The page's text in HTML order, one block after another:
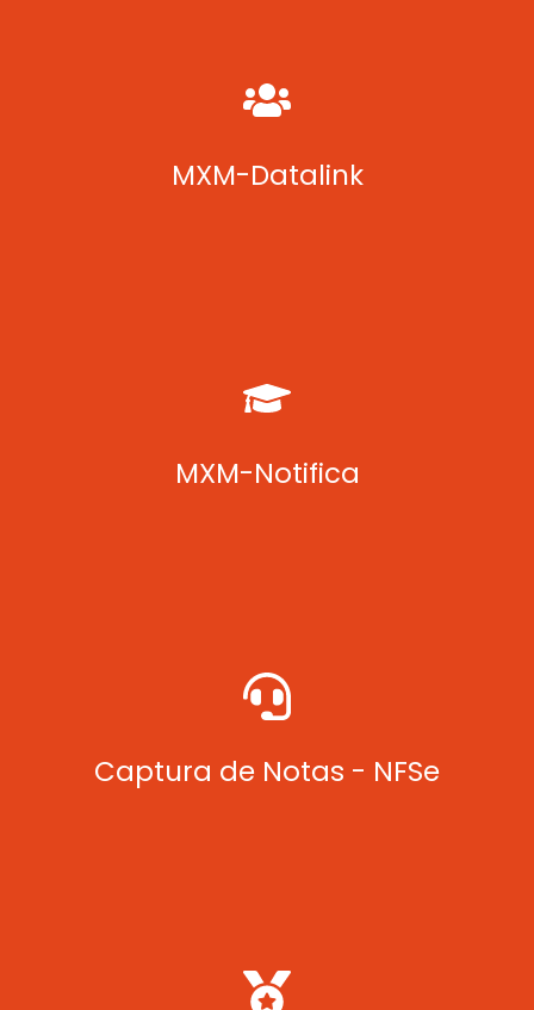
MXM-Datalink
MXM-Notifica
Captura de Notas - NFSe
Automatiza recepção e processamento de NFS-e